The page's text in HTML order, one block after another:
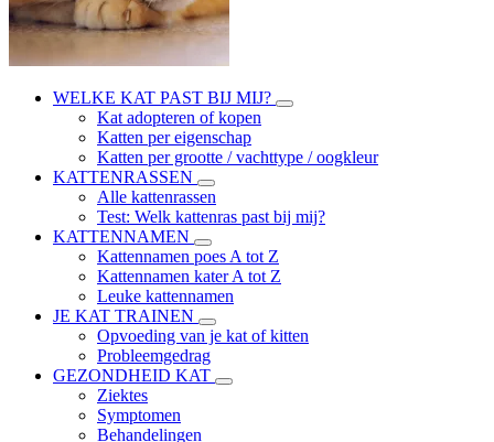
WELKE KAT PAST BIJ MIJ?
Kat adopteren of kopen
Katten per eigenschap
Katten per grootte / vachttype / oogkleur
KATTENRASSEN
Alle kattenrassen
Test: Welk kattenras past bij mij?
KATTENNAMEN
Kattennamen poes A tot Z
Kattennamen kater A tot Z
Leuke kattennamen
JE KAT TRAINEN
Opvoeding van je kat of kitten
Probleemgedrag
GEZONDHEID KAT
Ziektes
Symptomen
Behandelingen